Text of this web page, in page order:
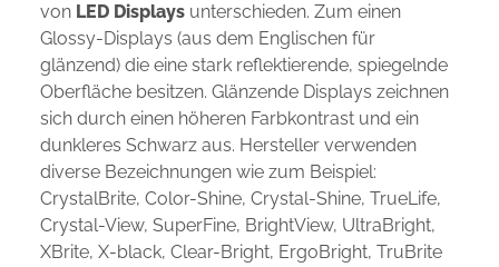
von LED Displays unterschieden. Zum einen
Glossy-Displays (aus dem Englischen für
glänzend) die eine stark reflektierende, spiegelnde
Oberfläche besitzen. Glänzende Displays zeichnen
sich durch einen höheren Farbkontrast und ein
dunkleres Schwarz aus. Hersteller verwenden
diverse Bezeichnungen wie zum Beispiel:
CrystalBrite, Color-Shine, Crystal-Shine, TrueLife,
Crystal-View, SuperFine, BrightView, UltraBright,
XBrite, X-black, Clear-Bright, ErgoBright, TruBrite